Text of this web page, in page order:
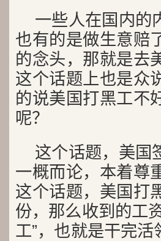
一些人在国内的
也有的是做生意赔
的念头，那就是去
这个话题上也是众
的说美国打黑工不
呢？
这个话题，美国
一概而论，本着尊
这个话题，美国打
份，那么收到的工
工”，也就是干完